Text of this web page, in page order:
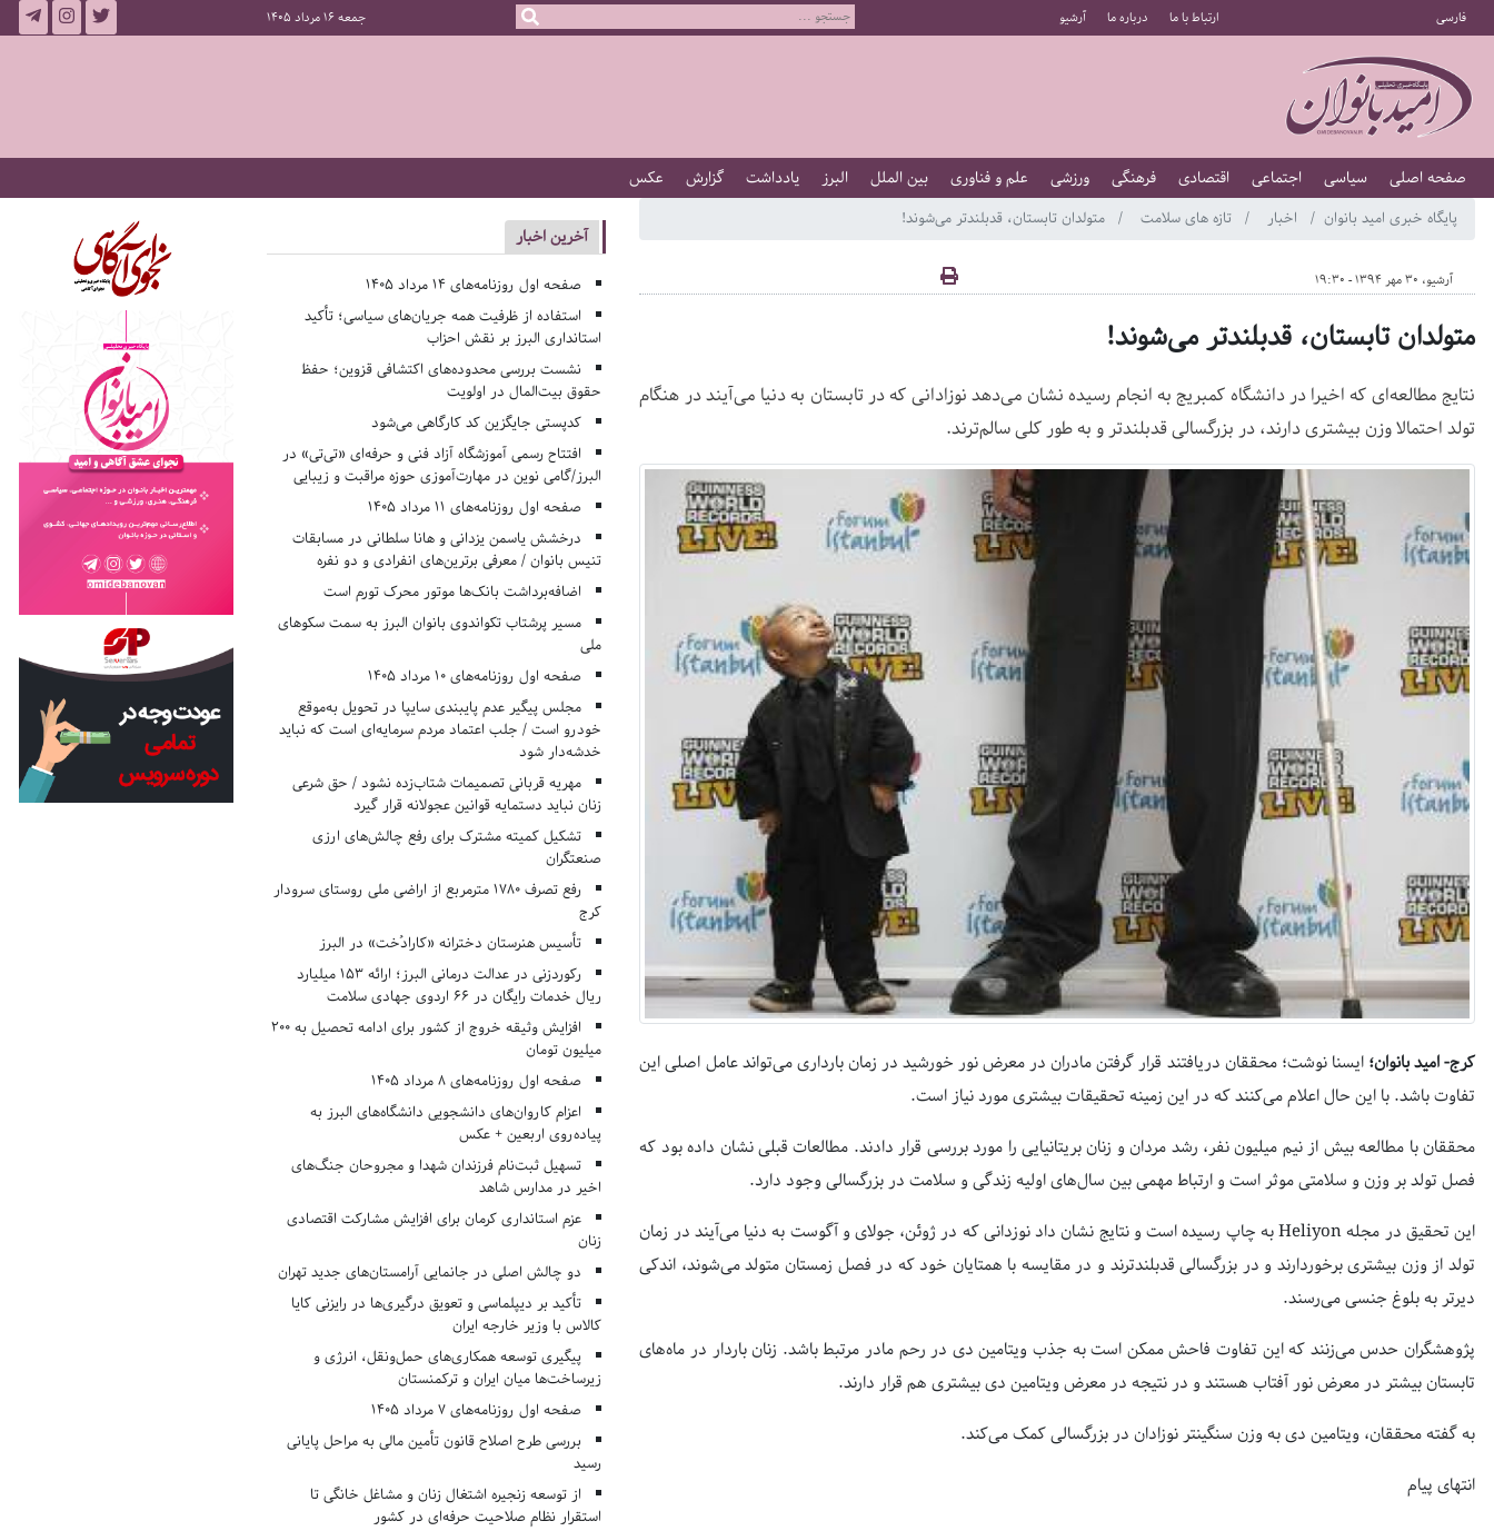
فارسی ارتباط با ما درباره ما آرشیو جمعه 16 مرداد 1405
صفحه اصلی سیاسی اجتماعی اقتصادی فرهنگی ورزشی علم و فناوری بین الملل البرز یادداشت گزارش عکس
پایگاه خبری امید بانوان اخبار تازه های سلامت متولدان تابستان، قدبلندتر می‌شوند!
آرشیو، 30 مهر 1394 - 19:30
متولدان تابستان، قدبلندتر می‌شوند!
نتایج مطالعه‌ای که اخیرا در دانشگاه کمبریج به انجام رسیده نشان می‌دهد نوزادانی که در تابستان به دنیا می‌آ‌یند در هنگام
تولد احتمالا وزن بیشتری دارند، در بزرگسالی قدبلندتر و به طور کلی سالم‌ترند.
کرج- امید بانوان؛ایسنا نوشت؛ محققان دریافتند قرار گرفتن مادران در معرض نور خورشید در زمان بارداری می‌تواند عامل اصلی این
تفاوت باشد. با این حال اعلام می‌کنند که در این زمینه تحقیقات بیشتری مورد نیاز است.
محققان با مطالعه بیش از نیم میلیون نفر، رشد مردان و زنان بریتانیایی را مورد بررسی قرار دادند. مطالعات قبلی نشان داده بود که
فصل تولد بر وزن و سلامتی موثر است و ارتباط مهمی بین سال‌های اولیه زندگی و سلامت در بزرگسالی وجود دارد.
این تحقیق در مجله Heliyon به چاپ رسیده است و نتایج نشان داد نوزدانی که در ژوئن، جولای و آگوست به دنیا می‌آیند در زمان
تولد از وزن بیشتری برخوردارند و در بزرگسالی قدبلندترند و در مقایسه با همتایان خود که در فصل زمستان متولد می‌شوند، اندکی
دیرتر به بلوغ جنسی می‌رسند.
پژوهشگران حدس می‌زنند که این تفاوت فاحش ممکن است به جذب ویتامین دی در رحم مادر مرتبط باشد. زنان باردار در ماه‌های
تابستان بیشتر در معرض نور آفتاب هستند و در نتیجه در معرض ویتامین دی بیشتری هم قرار دارند.
به گفته محققان، ویتامین دی به وزن سنگینتر نوزادان در بزرگسالی کمک می‌کند.
انتهای پیام
آخرین اخبار
صفحه اول روزنامه‌های 14 مرداد 1405
استفاده از ظرفیت همه جریان‌های سیاسی؛ تأکید
استانداری البرز بر نقش احزاب
نشست بررسی محدوده‌های اکتشافی قزوین؛ حفظ
حقوق بیت‌المال در اولویت
کدپستی جایگزین کد کارگاهی می‌شود
افتتاح رسمی آموزشگاه آزاد فنی و حرفه‌ای «تی‌تی» در
البرز/گامی نوین در مهارت‌آموزی حوزه مراقبت و زیبایی
صفحه اول روزنامه‌های 11 مرداد 1405
درخشش یاسمن یزدانی و هانا سلطانی در مسابقات
تنیس بانوان / معرفی برترین‌های انفرادی و دو نفره
اضافه‌برداشت بانک‌ها موتور محرک تورم است
مسیر پرشتاب تکواندوی بانوان البرز به سمت سکوهای
ملی
صفحه اول روزنامه‌های 10 مرداد 1405
مجلس پیگیر عدم پایبندی سایپا در تحویل به‌موقع
خودرو است / جلب اعتماد مردم سرمایه‌ای است که نباید
خدشه‌دار شود
مهریه قربانی تصمیمات شتاب‌زده نشود / حق شرعی
زنان نباید دستمایه قوانین عجولانه قرار گیرد
تشکیل کمیته مشترک برای رفع چالش‌های ارزی
صنعتگران
رفع تصرف ۱۷۸۰ مترمربع از اراضی ملی روستای سرودار
کرج
تأسیس هنرستان دخترانه «کارادُخت» در البرز
رکوردزنی در عدالت درمانی البرز؛ ارائه ۱۵۳ میلیارد
ریال خدمات رایگان در ۶۶ اردوی جهادی سلامت
افزایش وثیقه خروج از کشور برای ادامه تحصیل به ۲۰۰
میلیون تومان
صفحه اول روزنامه‌های 8 مرداد 1405
اعزام کاروان‌های دانشجویی دانشگاه‌های البرز به
پیاده‌روی اربعین + عکس
تسهیل ثبت‌نام فرزندان شهدا و مجروحان جنگ‌های
اخیر در مدارس شاهد
عزم استانداری کرمان برای افزایش مشارکت اقتصادی
زنان
دو چالش اصلی در جانمایی آرامستان‌های جدید تهران
تأکید بر دیپلماسی و تعویق درگیری‌ها در رایزنی کایا
کالاس با وزیر خارجه ایران
پیگیری توسعه همکاری‌های حمل‌ونقل، انرژی و
زیرساخت‌ها میان ایران و ترکمنستان
صفحه اول روزنامه‌های 7 مرداد 1405
بررسی طرح اصلاح قانون تأمین مالی به مراحل پایانی
رسید
از توسعه زنجیره اشتغال زنان و مشاغل خانگی تا
استقرار نظام صلاحیت حرفه‌ای در کشور